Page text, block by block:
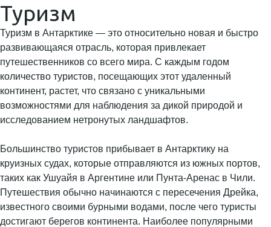
Туризм
Туризм в Антарктике — это относительно новая и быстро
развивающаяся отрасль, которая привлекает
путешественников со всего мира. С каждым годом
количество туристов, посещающих этот удаленный
континент, растет, что связано с уникальными
возможностями для наблюдения за дикой природой и
исследованием нетронутых ландшафтов.
Большинство туристов прибывает в Антарктику на
круизных судах, которые отправляются из южных портов,
таких как Ушуайя в Аргентине или Пунта-Аренас в Чили.
Путешествия обычно начинаются с пересечения Дрейка,
известного своими бурными водами, после чего туристы
достигают берегов континента. Наиболее популярными